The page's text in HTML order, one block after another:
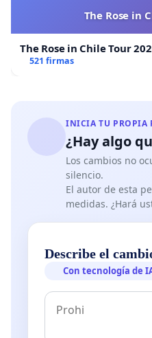
The Rose in
The Rose in Chile Tour
521 firmas
INICIA TU PROPIA
¿Hay algo
Los cambios no
silencio.
El autor de esta
medidas. ¿Hará
Describe el
Con tecnología de